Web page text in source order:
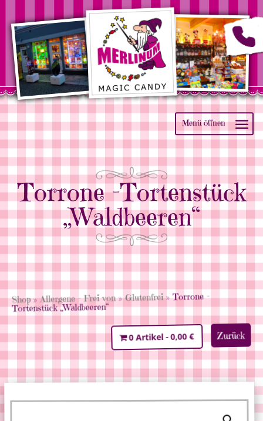
Torrone -Tortenstück
„Waldbeeren“
Shop»Allergene - Frei von»Glutenfrei» Torrone -
Tortenstück „Waldbeeren“
Zurück
0 Artikel 0,00 €